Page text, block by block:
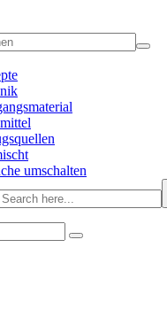
umschalten